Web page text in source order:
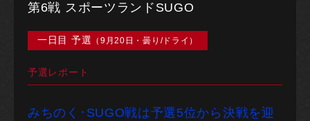
第6戦 スポーツランドSUGO
一日目 予選 （9月20日・曇り/ドライ）
予選レポート
みちのく･SUGO戦は予選5位から決戦を迎